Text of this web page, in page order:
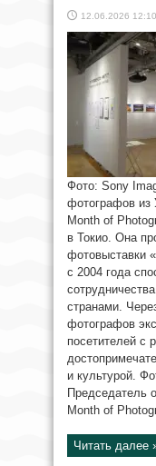
12.06.2026 12:10
Фото: Sony
фотографов из
Month of
в Токио. Она
фотовыставки
с 2004 года
странами.
фотографов
посетителей с
и культурой.
Председатель
Month of
Читать далее